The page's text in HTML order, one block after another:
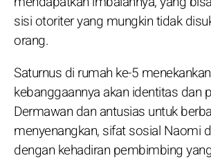
sisi otoriter yang mungkin tidak
orang.
Saturnus di rumah ke-5 menekankan
kebanggaannya akan identitas dan
Dermawan dan antusias untuk
menyenangkan, sifat sosial Naomi
dengan kehadiran pembimbing